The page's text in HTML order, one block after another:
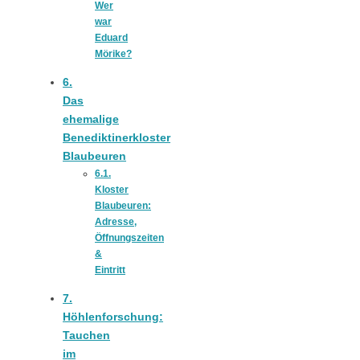
Wer
war
Eduard
Mörike?
6.
Das
ehemalige
Benediktinerkloster
Blaubeuren
6.1.
Kloster
Blaubeuren:
Adresse,
Öffnungszeiten
&
Eintritt
7.
Höhlenforschung:
Tauchen
im
2021:
Neuzugang,